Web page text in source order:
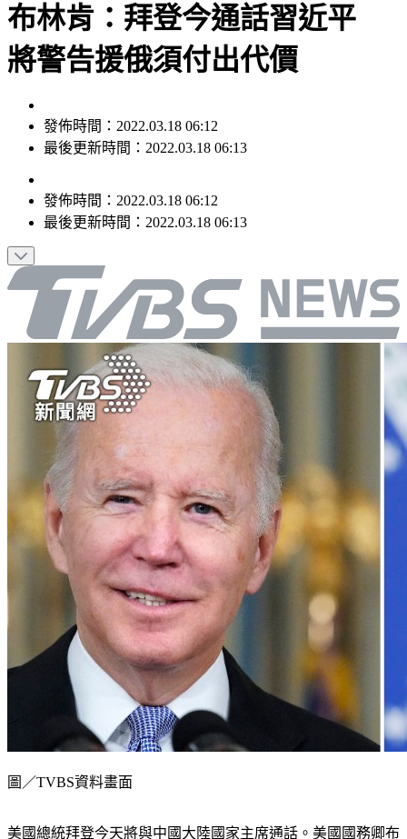
布林肯：拜登今通話習近平
將警告援俄須付出代價
發佈時間：2022.03.18 06:12
最後更新時間：2022.03.18 06:13
發佈時間： 2022.03.18 06:12
最後更新時間： 2022.03.18 06:13
圖／TVBS資料畫面
美國總統拜登今天將與中國大陸國家主席通話。美國國務卿布